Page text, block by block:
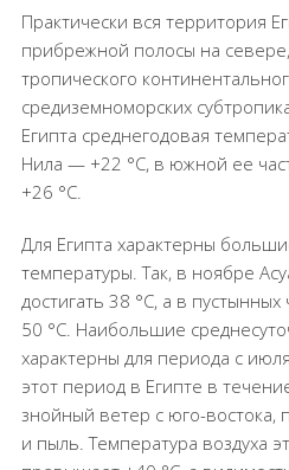
Практически вся территория
прибрежной полосы на
тропического
средиземноморских
Египта среднегодовая
Нила — +22 °С, в южной ее
+26 °С.
Для Египта характерны
температуры. Так, в ноябре
достигать 38 °С, а в
50 °С. Наибольшие
характерны для периода с
этот период в Египте в
знойный ветер с юго-востока,
и пыль. Температура воздуха